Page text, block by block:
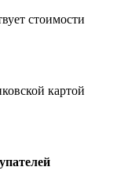
стоимости
картой